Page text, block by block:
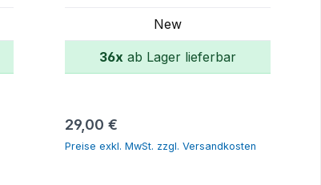
New
36x ab Lager lieferbar
Regulärer Preis:
29,00 €
Preise exkl. MwSt. zzgl. Versandkosten